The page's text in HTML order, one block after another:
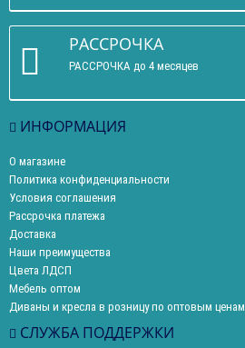
РАССРОЧКА
РАССРОЧКА до 4 месяцев
ИНФОРМАЦИЯ
О магазине
Политика конфиденциальности
Условия соглашения
Рассрочка платежа
Доставка
Наши преимущества
Цвета ЛДСП
Мебель оптом
Диваны и кресла в розницу по оптовым ценам
СЛУЖБА ПОДДЕРЖКИ